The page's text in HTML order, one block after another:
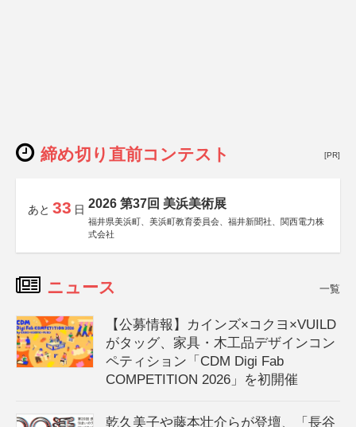
締め切り直前コンテスト [PR]
あと 33 日 2026 第37回 美浜美術展
福井県美浜町、美浜町教育委員会、福井新聞社、関西電力株
式会社
ニュース 一覧
【公募情報】カインズ×コクヨ×VUILD
がタッグ、家具・木工品デザインコン
ペティション「CDM Digi Fab
COMPETITION 2026」を初開催
乾久美子や藤本壮介らが登壇、「長谷